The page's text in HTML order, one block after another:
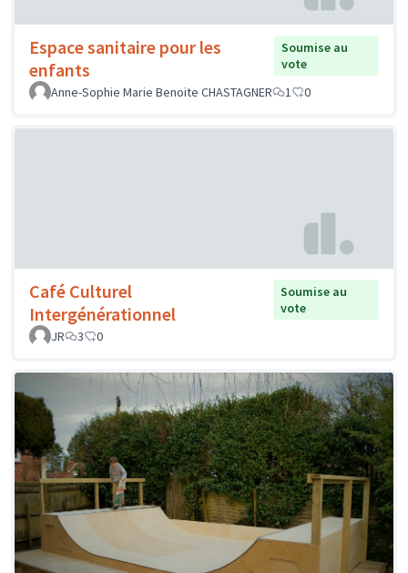
Espace sanitaire pour les
enfants
Soumise au
vote
Anne-Sophie Marie Benoite CHASTAGNER
1 0
Café Culturel
Intergénérationnel
Soumise au
vote
JR
3 0